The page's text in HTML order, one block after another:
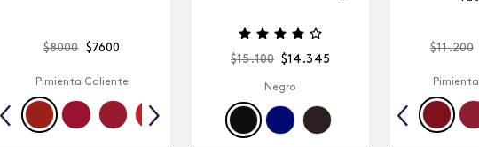
$8000 $7600
Pimienta Caliente
$15.100 $14 .345
Negro
$11.200